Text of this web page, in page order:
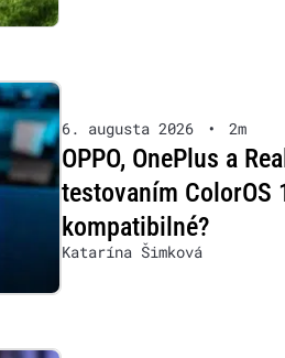
6. augusta 2026 • 2m
OPPO, OnePlus a
testovaním ColorOS
kompatibilné?
Katarína Šimková